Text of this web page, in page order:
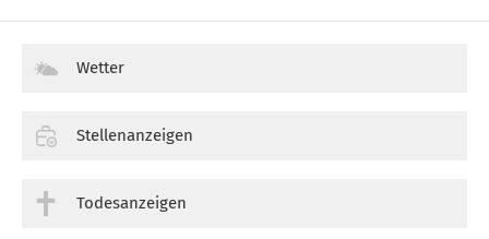
Wetter
Stellenanzeigen
Todesanzeigen